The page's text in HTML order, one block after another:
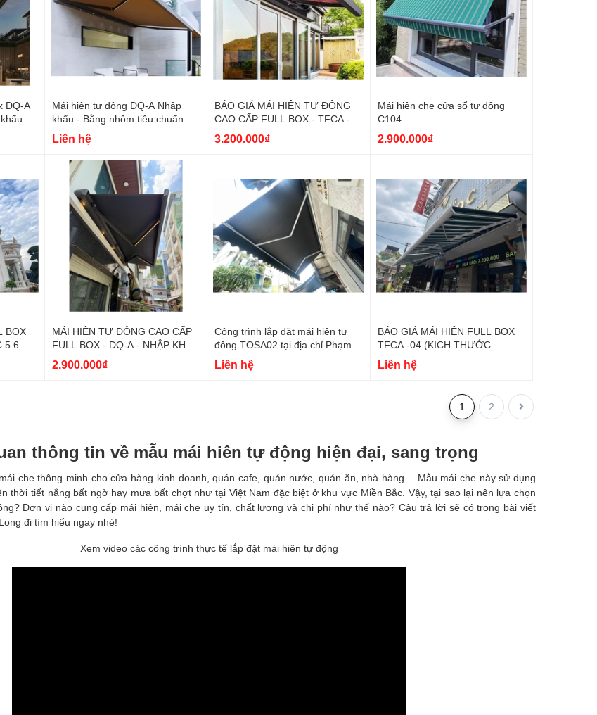
DQ-A
Mái hiên tự đông DQ-A Nhập
khẩu - Bằng nhôm tiêu chuẩn
6030T5 toàn phần, Vải Acrylic
Liên hệ
BÁO GIÁ MÁI HIÊN TỰ ĐỘNG
CAO CẤP FULL BOX - TFCA -03
- (Loại chịu lực nặng)
3.200.000₫
Mái hiên che cửa sổ tự động
C104
2.900.000₫
BOX
MÁI HIÊN TỰ ĐỘNG CAO CẤP
FULL BOX - DQ-A - NHẬP KHẨU
100%
2.900.000₫
Công trình lắp đặt mái hiên tự
đông TOSA02 tại địa chỉ Phạm
Đình Hổ, P6, Q5
Liên hệ
BÁO GIÁ MÁI HIÊN FULL BOX
TFCA -04 (KICH THƯỚC
NGANG 4.3M CHAY RA 2.3M)
Liên hệ
1 2
thông tin về mẫu mái hiên tự động hiện đại, sang trọng
che thông minh cho cửa hàng kinh doanh, quán cafe, quán nước, quán ăn, nhà hàng… Mẫu mái che này sử dụng
thời tiết nắng bất ngờ hay mưa bất chợt như tại Việt Nam đặc biệt ở khu vực Miền Bắc. Vậy, tại sao lại nên lựa chọn
Đơn vị nào cung cấp mái hiên, mái che uy tín, chất lượng và chi phí như thế nào? Câu trả lời sẽ có trong bài viết
đi tìm hiểu ngay nhé!
Xem video các công trình thực tế lắp đặt mái hiên tự động